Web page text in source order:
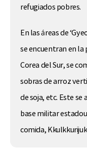
refugiados pobres.
En las áreas de
se encuentran en la
Corea del Sur, se
sobras de arroz
de soja, etc. Este se
base militar
comida,